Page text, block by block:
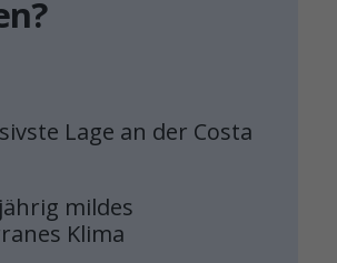
Lage an der Costa
mildes
Klima